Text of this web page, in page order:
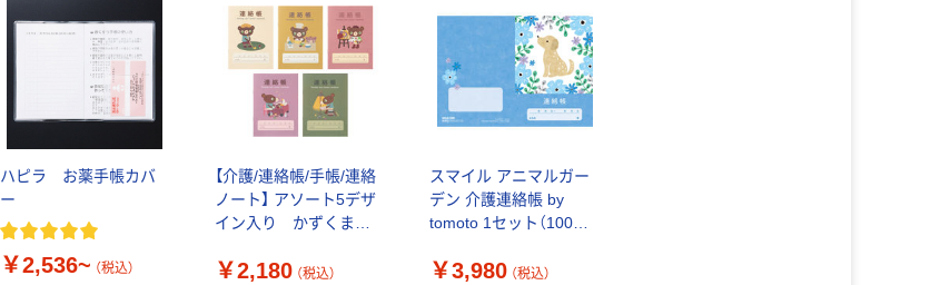
ハピラ お薬手帳カバ
ー
￥2,536~ （税込）
【介護/連絡帳/手帳/連絡
ノート】 アソート5デザ
イン入り かずくま
ト（50冊入：10冊×5） デ
￥2,180 （税込）
スマイル アニマルガー
デン 介護連絡帳 by
tomoto 1セット（100冊
んらく帳 デイサービス
￥3,980 （税込）